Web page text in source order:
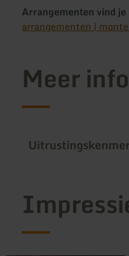
Arrangementen vind je
arrangementen |
Meer